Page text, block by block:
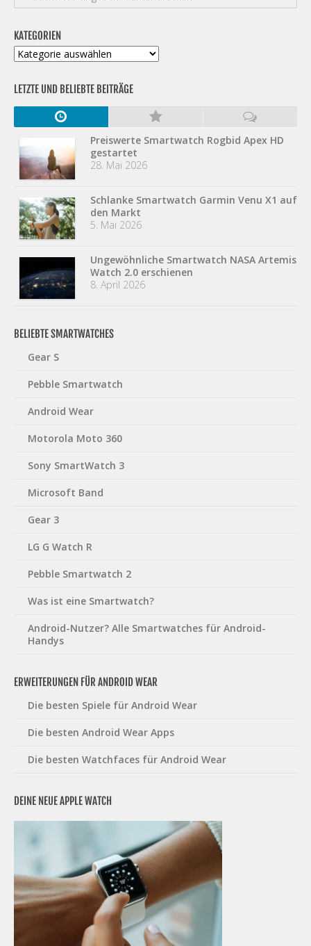
KATEGORIEN
Kategorien
LETZTE UND BELIEBTE BEITRÄGE
Preiswerte Smartwatch Rogbid Apex HD
gestartet
28. Mai 2026
Schlanke Smartwatch Garmin Venu X1 auf
den Markt
5. Mai 2026
Ungewöhnliche Smartwatch NASA Artemis
Watch 2.0 erschienen
8. April 2026
BELIEBTE SMARTWATCHES
Gear S
Pebble Smartwatch
Android Wear
Motorola Moto 360
Sony SmartWatch 3
Microsoft Band
Gear 3
LG G Watch R
Pebble Smartwatch 2
Was ist eine Smartwatch?
Android-Nutzer? Alle Smartwatches für Android-
Handys
ERWEITERUNGEN FÜR ANDROID WEAR
Die besten Spiele für Android Wear
Die besten Android Wear Apps
Die besten Watchfaces für Android Wear
DEINE NEUE APPLE WATCH